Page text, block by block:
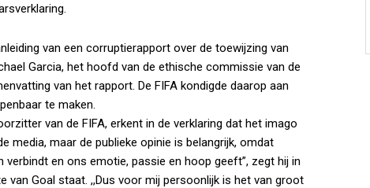
van een corruptierapport over de toewijzing van
Garcia, het hoofd van de ethische commissie van de
van het rapport. De FIFA kondigde daarop aan
te maken.
van de FIFA, erkent in de verklaring dat het imago
media, maar de publieke opinie is belangrijk, omdat
en ons emotie, passie en hoop geeft”, zegt hij in
van Goal staat. ,,Dus voor mij persoonlijk is het van groot